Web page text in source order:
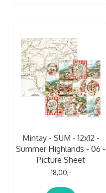
Mintay - SUM - 12x12 -
Summer Highlands - 06 -
Picture Sheet
18,00,-